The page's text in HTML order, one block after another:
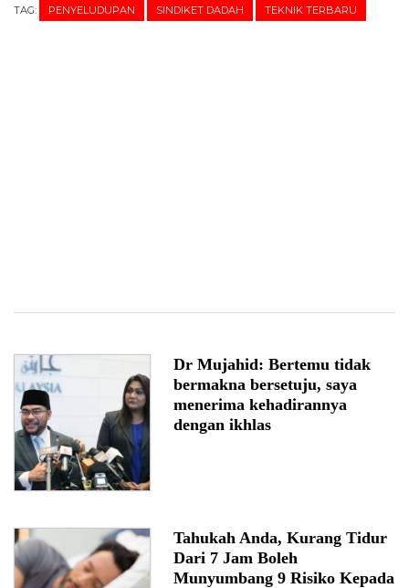
TAG: PENYELUDUPAN SINDIKET DADAH TEKNIK TERBARU
Dr Mujahid: Bertemu tidak
bermakna bersetuju, saya
menerima kehadirannya
dengan ikhlas
Tahukah Anda, Kurang Tidur
Dari 7 Jam Boleh
Munyumbang 9 Risiko Kepada